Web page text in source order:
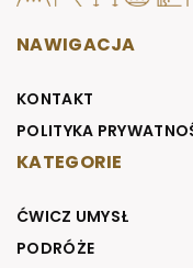
NAWIGACJA
KONTAKT
POLITYKA
KATEGORIE
ĆWICZ UMYSŁ
PODRÓŻE